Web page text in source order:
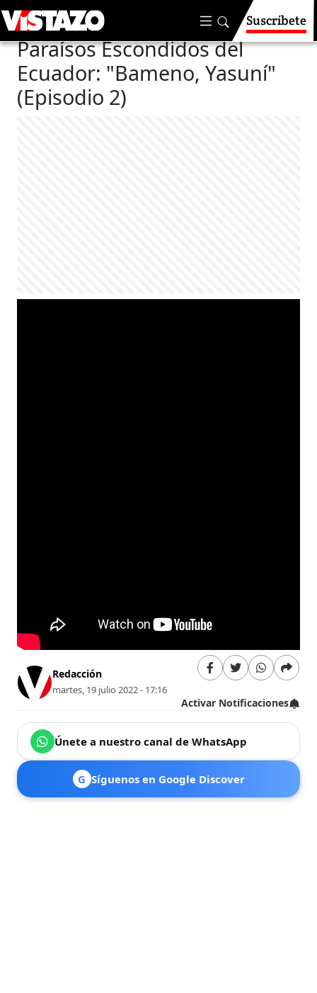
Suscríbete
Nuestras Aventuras
Paraísos Escondidos del
Ecuador: "Bameno, Yasuní"
(Episodio 2)
Redacción
martes, 19 julio 2022 - 17:16
Activar Notificaciones
Únete a nuestro canal de WhatsApp
G Síguenos en Google Discover